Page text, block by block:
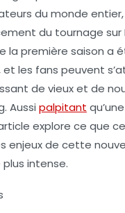
du monde
du tournage sur
la première saison a
les fans peuvent
de vieux et de
Aussi palpitant
explore ce que
enjeux de cette
plus intense.